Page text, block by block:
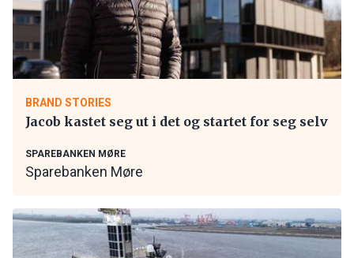
BRAND STORIES
Jacob kastet seg ut i det og startet for seg selv
SPAREBANKEN MØRE
Sparebanken Møre